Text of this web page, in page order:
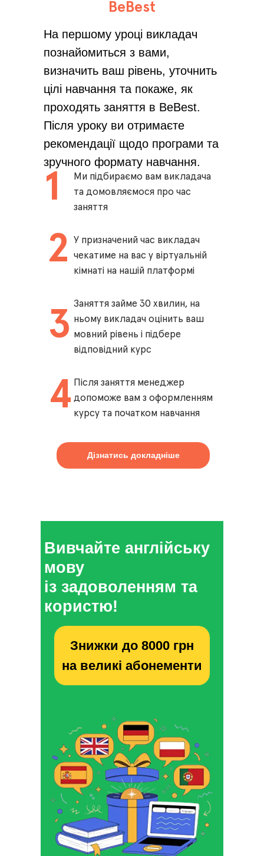
BeBest
1
Ми підбираємо вам викладача
та домовляємося про час
заняття
2
У призначений час викладач
чекатиме на вас у віртуальній
кімнаті на нашій платформі
3
Заняття займе 30 хвилин, на
ньому викладач оцінить ваш
мовний рівень і підбере
відповідний курс
4 Після заняття менеджер
допоможе вам з оформленням
курсу та початком навчання
Дізнатись докладніше
На першому уроці викладач
познайомиться з вами,
визначить ваш рівень, уточнить
цілі навчання та покаже, як
проходять заняття в BeBest.
Після уроку ви отримаєте
рекомендації щодо програми та
зручного формату навчання.
Вивчайте англійську
мову
із задоволенням та
користю!
Знижки до 8000 грн
на великі абонементи